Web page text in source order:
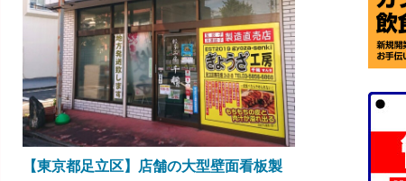
【東京都足立区】店舗の大型壁面看板製